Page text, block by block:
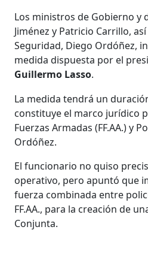
Los ministros de Gobierno y
Jiménez y Patricio Carrillo,
Seguridad, Diego Ordóñez,
medida dispuesta por el
Guillermo Lasso.
La medida tendrá un
constituye el marco jurídico
Fuerzas Armadas (FF.AA.) y
Ordóñez.
El funcionario no quiso
operativo, pero apuntó que
fuerza combinada entre
FF.AA., para la creación de
Conjunta.